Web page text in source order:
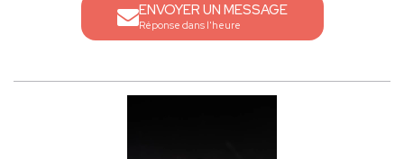
ENVOYER UN MESSAGE
Réponse dans l'heure